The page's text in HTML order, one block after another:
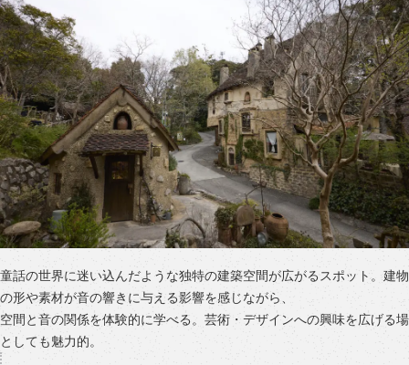
童話の世界に迷い込んだような独特の建築空間が広がるスポット。建物
の形や素材が音の響きに与える影響を感じながら、
空間と音の関係を体験的に学べる。芸術・デザインへの興味を広げる場
としても魅力的。